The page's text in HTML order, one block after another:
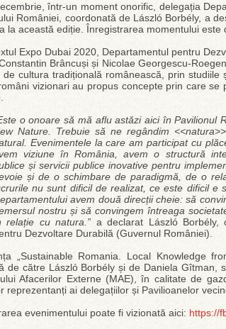
într-un moment onorific, delegația
României, coordonată de László Borbély, a
la această ediție. Înregistrarea momentului este
Expo Dubai 2020, Departamentul pentru
Brâncuși și Nicolae Georgescu-
de cultura tradițională românească, prin
vizionari au propus concepte prin care
o onoare să mă aflu astăzi aici în
Nature. Trebuie să ne regândim
Evenimentele la care am participat cu
viziune în România, avem o structură
și servicii publice inovative pentru
și de o schimbare de paradigmă, de o
nu sunt dificil de realizat, ce este dificil
avem două direcții cheie: să
nostru și să convingem întreaga
relație cu natura.” a declarat László Borbély,
Dezvoltare Durabilă (Guvernul României).
„Sustainable Romania. Local Knowledge
de către László Borbély și de Daniela Gîtman,
Afacerilor Externe (MAE), în calitate de
reprezentanți ai delegațiilor și Pavilioanelor
evenimentului poate fi vizionată aici: https://